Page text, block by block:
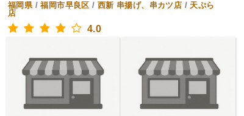
福岡県/福岡市早良区 / 西新 串揚げ、串カツ店 / 天ぷら
店
4.0